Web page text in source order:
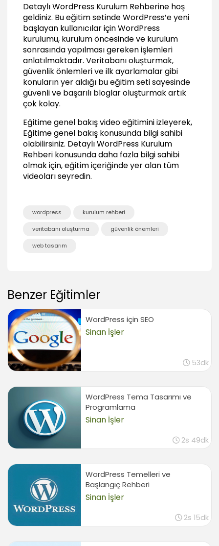
Mac OSX için MAMP Kurulumu
01:21
Mac OSX için XAMPP Kurulumu
01:46
Veritabanı Oluşturmak
00:38
Yerel Sunucuya WordPress Kurulumu
05:30
Yazma İzinlerinin Düzenlenmesi
01:48
Genel Ayarların Yapılandırılması
01:11
WordPress Ping Servisleri
00:54
Yorum ve Tartışma Ayarlarının Düzenlenmesi
HTACCESS
03:38
Detaylı WordPress Kurulum Rehberine hoş
geldiniz. Bu eğitim setinde WordPress’e yeni
başlayan kullanıcılar için WordPress
kurulumu, kurulum öncesinde ve kurulum
sonrasında yapılması gereken işlemleri
anlatılmaktadır. Veritabanı oluşturmak,
güvenlik önlemleri ve ilk ayarlamalar gibi
konuların yer aldığı bu eğitim seti sayesinde
güvenli ve başarılı bloglar oluşturmak artık
çok kolay.
Eğitime genel bakış video eğitimini izleyerek,
Eğitime genel bakış konusunda bilgi sahibi
olabilirsiniz. Detaylı WordPress Kurulum
Rehberi konusunda daha fazla bilgi sahibi
olmak için, eğitim içeriğinde yer alan tüm
videoları seyredin.
wordpress kurulum rehberi
veritabanı oluşturma güvenlik önemleri
web tasarım
Benzer Eğitimler
WordPress için SEO
Sinan İşler
53dk
WordPress Tema Tasarımı ve
Programlama
Sinan İşler
2s 49dk
WordPress Temelleri ve
Başlangıç Rehberi
Sinan İşler
2s 15dk